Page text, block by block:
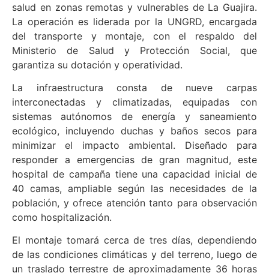
salud en zonas remotas y vulnerables de La Guajira.
La operación es liderada por la UNGRD, encargada
del transporte y montaje, con el respaldo del
Ministerio de Salud y Protección Social, que
garantiza su dotación y operatividad.
La infraestructura consta de nueve carpas
interconectadas y climatizadas, equipadas con
sistemas autónomos de energía y saneamiento
ecológico, incluyendo duchas y baños secos para
minimizar el impacto ambiental. Diseñado para
responder a emergencias de gran magnitud, este
hospital de campaña tiene una capacidad inicial de
40 camas, ampliable según las necesidades de la
población, y ofrece atención tanto para observación
como hospitalización.
El montaje tomará cerca de tres días, dependiendo
de las condiciones climáticas y del terreno, luego de
un traslado terrestre de aproximadamente 36 horas